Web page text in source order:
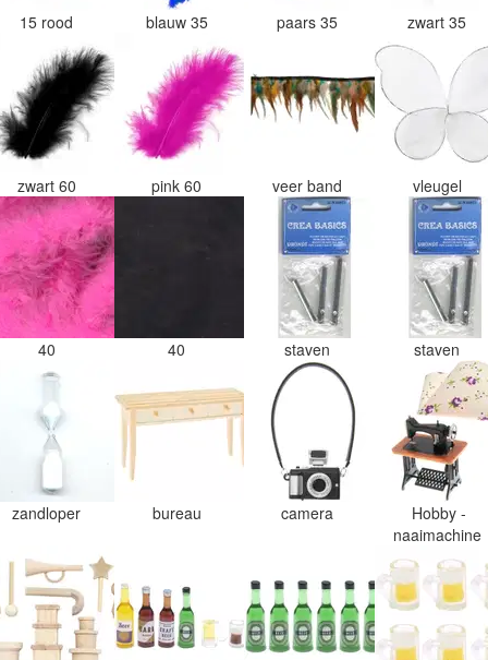
15 rood blauw 35 paars 35 zwart 35
zwart 60 pink 60 veer band vleugel
40 40 staven staven
zandloper bureau camera
Hobby -
naaimachine